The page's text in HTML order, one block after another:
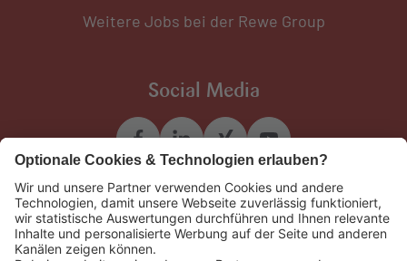
Weitere Jobs bei der Rewe Group
Social Media
Weiteres
REWE Group